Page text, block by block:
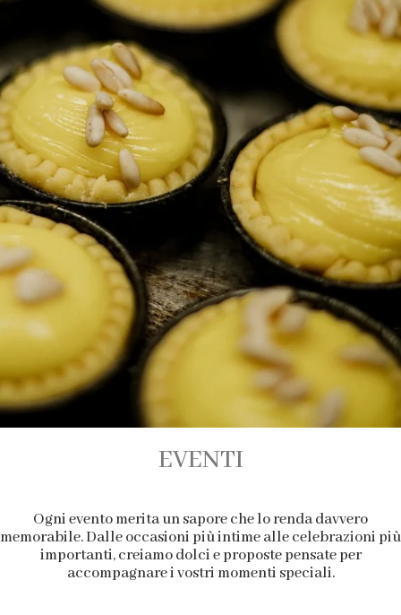
EVENTI
Ogni evento merita un sapore che lo renda davvero
memorabile. Dalle occasioni più intime alle celebrazioni più
importanti, creiamo dolci e proposte pensate per
accompagnare i vostri momenti speciali.